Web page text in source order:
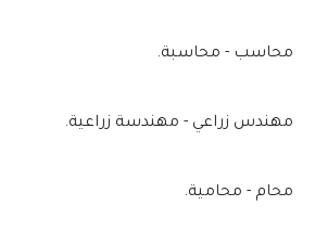
محاسب - محاسبة.
مهندس زراعي - مهندسة زراعية.
محام - محامية.